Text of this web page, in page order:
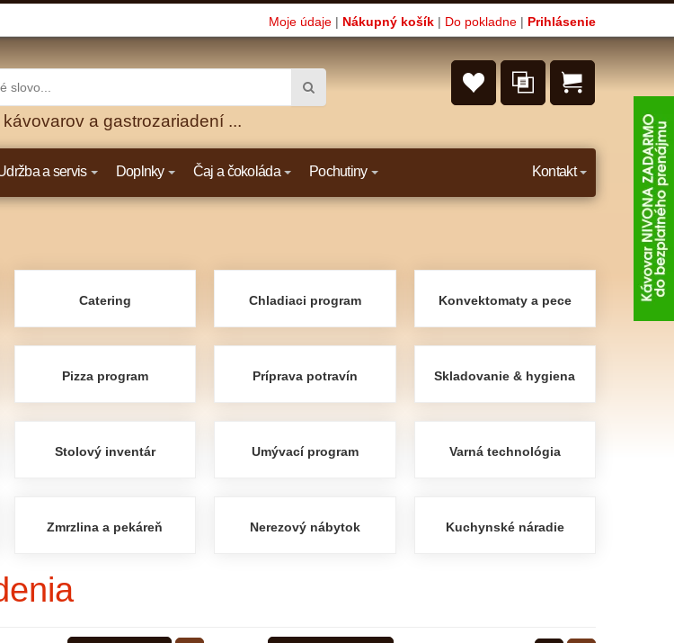
Moje údaje | Nákupný košík | Do pokladne | Prihlásenie
a gastrozariadení ...
a servis Doplnky Čaj a čokoláda Pochutiny Kontakt
Catering Chladiaci program Konvektomaty a pece
Pizza program Príprava potravín Skladovanie & hygiena
Stolový inventár Umývací program Varná technológia
Zmrzlina a pekáreň Nerezový nábytok Kuchynské náradie